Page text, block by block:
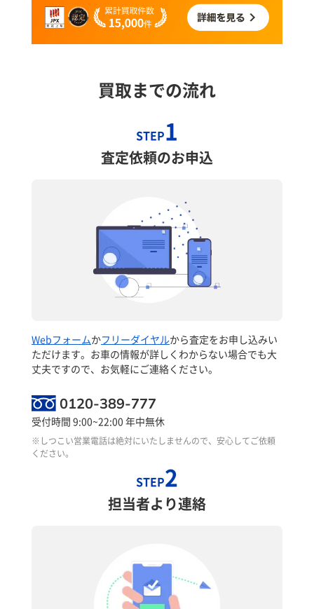
買取までの流れ
STEP1
査定依頼のお申込
Webフォームかフリーダイヤルから査定をお申し込みい
ただけます。お車の情報が詳しくわからない場合でも大
丈夫ですので、お気軽にご連絡ください。
0120-389-777
受付時間 9:00~22:00 年中無休
※しつこい営業電話は絶対にいたしませんので、安心してご依頼
ください。
STEP2
担当者より連絡